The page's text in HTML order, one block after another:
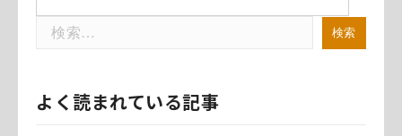
よく読まれている記事